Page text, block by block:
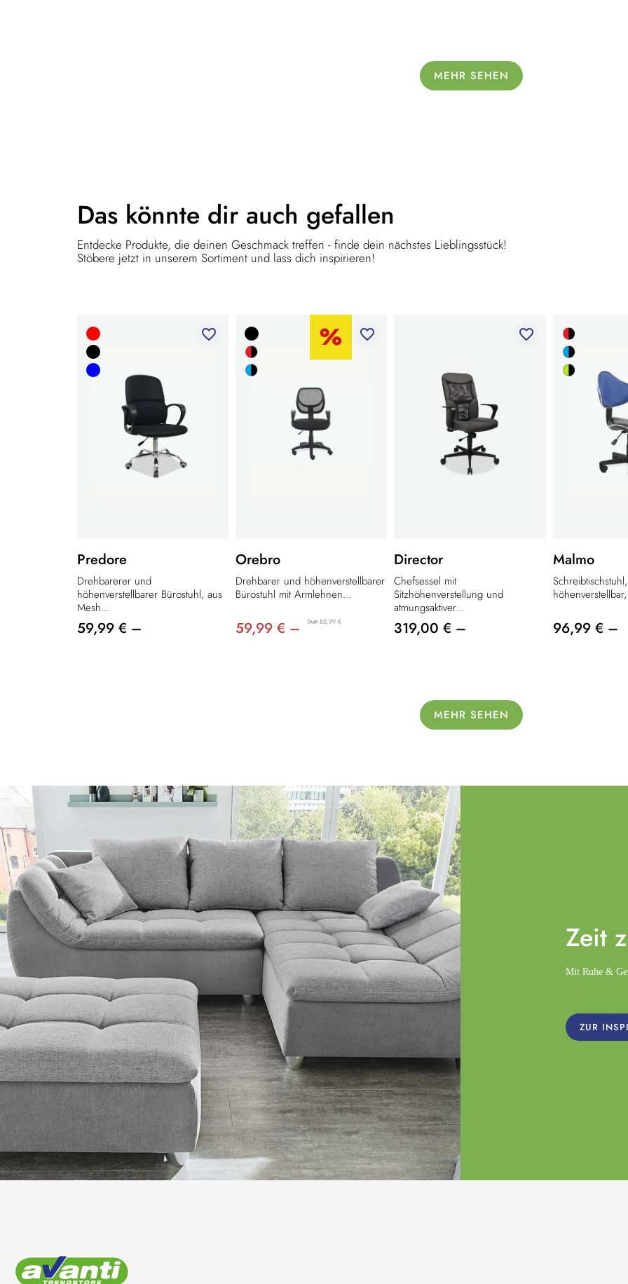
MEHR SEHEN
Das könnte dir auch gefallen
Entdecke Produkte, die deinen Geschmack treffen - finde dein nächstes Lieblingsstück!
Stöbere jetzt in unserem Sortiment und lass dich inspirieren!
favorite_border
Predore
Drehbarerer und
höhenverstellbarer Bürostuhl, aus
Mesh...
59,99 € –
favorite_border
Orebro
Drehbarer und höhenverstellbarer
Bürostuhl mit Armlehnen...
59,99 € – Statt 82,99 €
favorite_border
Director
Chefsessel mit
Sitzhöhenverstellung und
atmungsaktiver...
319,00 € –
Malmo
96,99 € –
MEHR SEHEN
Zeit
Mit Ruhe &
ZUR